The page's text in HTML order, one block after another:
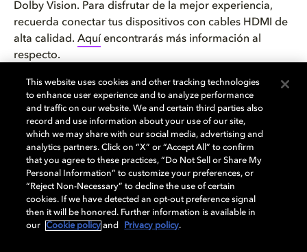
Dolby Vision. Para disfrutar de la mejor experiencia,
recuerda conectar tus dispositivos con cables HDMI de
alta calidad. Aquí encontrarás más información al
respecto.
ordenador, siempre y cuando tengas un monitor
compatible y el servicio de streaming que utilices
ofrezca esta tecnología. Y también puedes comprar
copias digitales de las películas y series a Apple y
Google Play, por mencionar algunos, para verlas en el
ordenador. Incluso puedes enviar contenido de tu
ordenador al televisor con AirPlay o Cast.
¿Quieres transformar tu experiencia de entretenimiento
en casa con Dolby Vision? Independientemente de lo
This website uses cookies and other tracking technologies
to enhance user experience and to analyze performance
and traffic on our website. We and certain third parties also
record and use information about your use of our site,
which we may share with our social media, advertising and
analytics partners. Click on “X” or “Accept All” to confirm
that you agree to these practices, “Do Not Sell or Share My
Personal Information” to customize your preferences, or
“Reject Non-Necessary” to decline the use of certain
cookies. If we have detected an opt-out preference signal
then it will be honored. Further information is available in
our
Cookie policy and Privacy policy.